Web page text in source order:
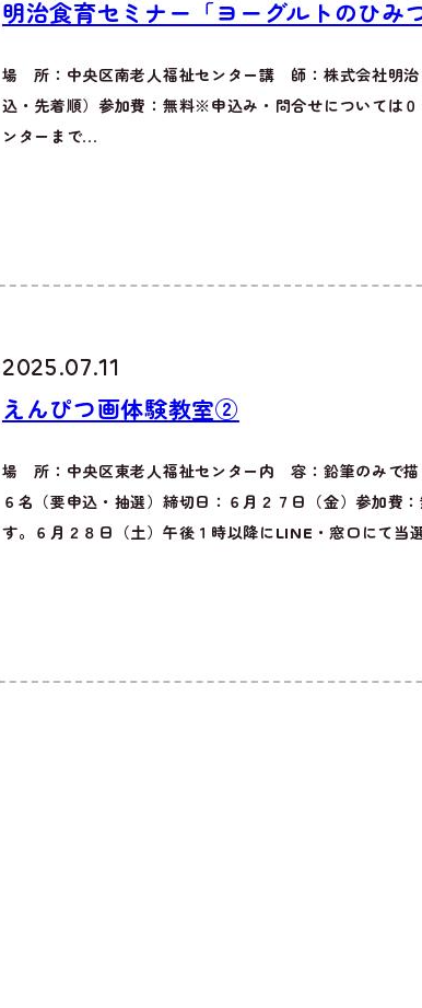
明治食育セミナー「ヨーグルトのひみつ
場 所：中央区南老人福祉センター講 師：株式会社
込・先着順）参加費：無料※申込み・問合せについては
ンターまで...
2025.07.11
えんぴつ画体験教室②
場 所：中央区東老人福祉センター内 容：鉛筆のみで
６名（要申込・抽選）締切日：６月２７日（金）参加費
す。６月２８日（土）午後１時以降にLINE・窓口にて当